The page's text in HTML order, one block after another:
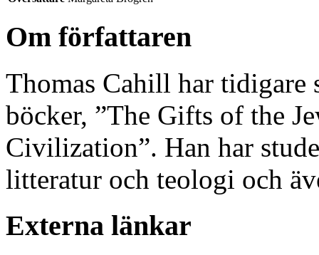
Om författaren
Thomas Cahill har tidigare
böcker, ”The Gifts of the
Civilization”. Han har
litteratur och teologi och
Externa länkar